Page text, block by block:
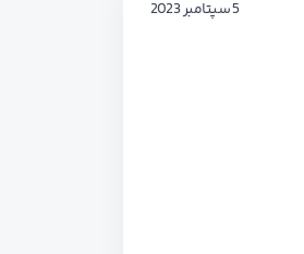
5 سپتامبر 2023